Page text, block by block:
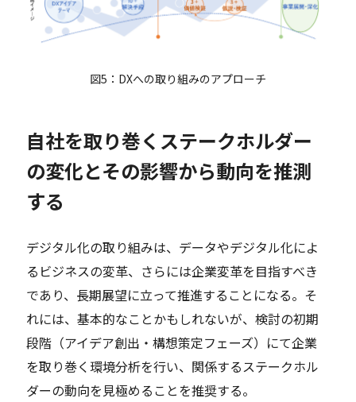
図5：DXへの取り組みのアプローチ
自社を取り巻くステークホルダー
の変化とその影響から動向を推測
する
デジタル化の取り組みは、データやデジタル化によ
るビジネスの変革、さらには企業変革を目指すべき
であり、長期展望に立って推進することになる。そ
れには、基本的なことかもしれないが、検討の初期
段階（アイデア創出・構想策定フェーズ）にて企業
を取り巻く環境分析を行い、関係するステークホル
ダーの動向を見極めることを推奨する。